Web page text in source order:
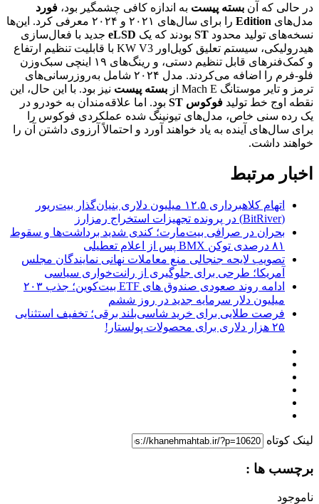
در حالی که آن بسته پیست به اندازه کافی چشمگیر بود، فورد
مدل‌های Edition
را برای سال‌های ۲۰۲۱ و ۲۰۲۴ معرفی کرد. این‌ها
نسخه‌های تولید محدود ST بودند که یک eLSD جدید با فعال‌سازی
هیدرولیکی، سیستم تعلیق کویل‌اور KW V3 با قابلیت تنظیم ارتفاع
و کمک‌فنرهای قابل تنظیم دستی، و رینگ‌های ۱۹ اینچی سبک‌وزن
فلو-فرم را اضافه می‌کردند. مدل ۲۰۲۴ شامل به‌روزرسانی‌های
ترمز و تایر موستانگ Mach E از
بسته پیست نیز بود. با این حال، این
نقطه اوج خط تولید فوکوس ST
بود. اما علاقه‌مندان به خودرو در
یک رده سنی خاص، مدل‌های تیونینگ شده عملکردی فوکوس را
برای سال‌های آینده به یاد خواهند آورد و احتمالاً آرزوی داشتن آن را
خواهند داشت.
اخبار مرتبط
اتهام کلاهبرداری ۱۲.۵ میلیون دلاری بنیان‌گذار بیت‌ریور
(BitRiver) در پرونده تجهیزات استخراج رمزارز
بحران در صرافی بیت‌مارت؛ کندی شدید برداشت‌ها و سقوط
۸۱ درصدی توکن BMX پس از اعلام تعطیلی
تصویب لایحه جنجالی منع معاملات نهانی نمایندگان مجلس
آمریکا؛ طرحی برای جلوگیری از رانت‌خواری سیاسی
ادامه روند صعودی صندوق‌ های ETF بیت‌کوین؛ جذب ۲۰۳
میلیون دلار سرمایه جدید در روز ششم
فرصت طلایی برای خرید شاسی‌بلند برقی؛ تخفیف استثنایی
۲۵ هزار دلاری برای محصولات پولستار!
لینک کوتاه
برچسب ها :
ناموجود